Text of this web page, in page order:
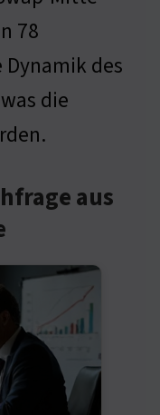
78
des
die
aus